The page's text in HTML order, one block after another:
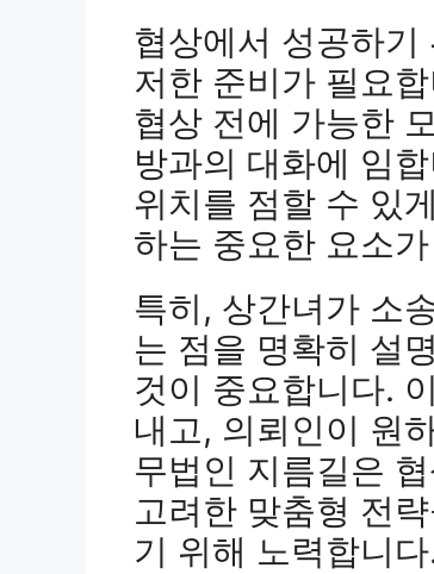
협상에서 성공하기
저한 준비가 필요
협상 전에 가능한
방과의 대화에 임
위치를 점할 수 있
하는 중요한 요소
특히, 상간녀가 소
는 점을 명확히 설
것이 중요합니다.
내고, 의뢰인이 원
무법인 지름길은
고려한 맞춤형 전
기 위해 노력합니